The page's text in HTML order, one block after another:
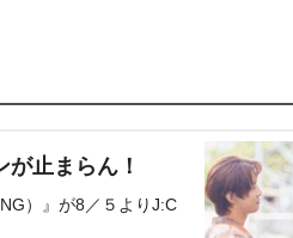
止まらん！
）』が8／５よりJ:C